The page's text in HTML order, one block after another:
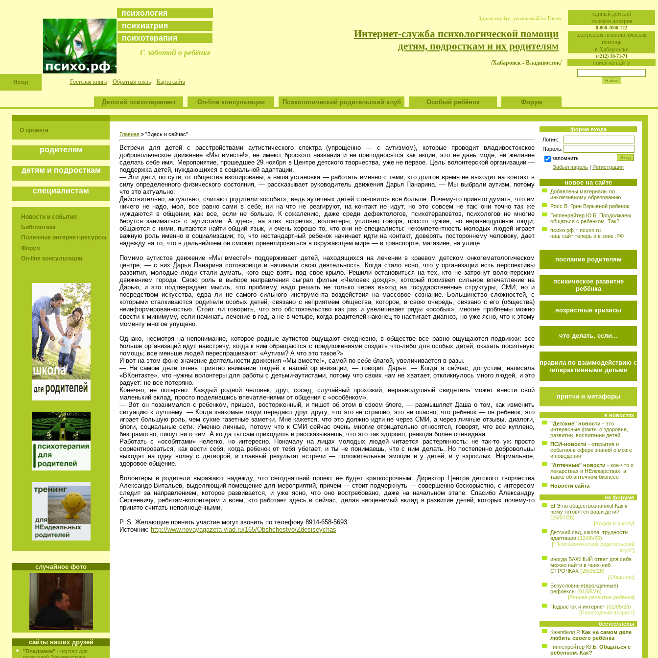
eдиный детский
телефон доверия
8-800-2000-122
экстренная психологическая
помощь
в Хабаровске
(4212) 30-71-71
поиск по сайту
психология
психиатрия
психотерапия
С заботой о ребёнке
Здравствуйте, уважаемый/ая Гость
Интернет-служба психологической помощи
детям, подросткам и их родителям
/Хабаровск - Владивосток/
Вход Гостевая книга Обратная связь Карта сайта
Детский психотерапевт On-line консультации Психологический родительский клуб Особый ребёнок Форум
О проекте
родителям
детям и подросткам
специалистам
Новости и события
Библиотека
Полезные интернет-ресурсы
Форум
On-line консультации
случайное фото
сайты наших друзей
"Владмама" - портал для
Главная » "Здесь и сейчас"
Встречи для детей с расстройствами аутистического спектра (упрощенно — с аутизмом), которые проводит владивостокское
добровольческое движение «Мы вместе!», не имеют броского названия и не преподносятся как акции, это не дань моде, не желание
сделать себе имя. Мероприятие, прошедшее 29 ноября в Центре детского творчества, уже не первое. Цель волонтерской организации —
поддержка детей, нуждающихся в социальной адаптации.
— Эти дети, по сути, от общества изолированы, а наша установка — работать именно с теми, кто долгое время не выходит на контакт в
силу определенного физического состояния, — рассказывает руководитель движения Дарья Панарина. — Мы выбрали аутизм, потому
что это актуально.
Действительно, актуально, считают родители «особят», ведь аутичных детей становится все больше. Почему-то принято думать, что им
ничего не надо, мол, все равно сами в себе, ни на что не реагируют, на контакт не идут, но это совсем не так: они точно так же
нуждаются в общении, как все, если не больше. К сожалению, даже среди дефектологов, психотерапевтов, психологов не многие
берутся заниматься с аутистами. А здесь, на этих встречах, волонтеры, условно говоря, просто чужие, но неравнодушные люди,
общаются с ними, пытаются найти общий язык, и очень хорошо то, что они не специалисты: некомпетентность молодых людей играет
важную роль именно в социализации; то, что нестандартный ребенок начинает идти на контакт, доверять постороннему человеку, дает
надежду на то, что в дальнейшем он сможет ориентироваться в окружающем мире — в транспорте, магазине, на улице…
Помимо аутистов движение «Мы вместе!» поддерживает детей, находящихся на лечении в краевом детском онкогематологическом
центре, — с них Дарья Панарина сотоварищи и начинали свою деятельность. Когда стало ясно, что у организации есть перспективы
развития, молодые люди стали думать, кого еще взять под свое крыло. Решили остановиться на тех, кто не затронут волонтерским
движением города. Свою роль в выборе направления сыграл фильм «Человек дождя», который произвел сильное впечатление на
Дарью, и это подтверждает мысль, что проблему надо решать не только через выход на государственные структуры, СМИ, но и
посредством искусства, едва ли не самого сильного инструмента воздействия на массовое сознание. Большинство сложностей, с
которыми сталкиваются родители особых детей, связано с неприятием общества, которое, в свою очередь, связано с его (общества)
неинформированностью. Стоит ли говорить, что это обстоятельство как раз и увеличивает ряды «особых»: многие проблемы можно
свести к минимуму, если начинать лечение в год, а не в четыре, когда родителей наконец-то настигает диагноз, но уже ясно, что к этому
моменту многое упущено.
Однако, несмотря на непонимание, которое родные аутистов ощущают ежедневно, в обществе все равно ощущаются подвижки: все
больше организаций идут навстречу, когда к ним обращаются с предложениями создать что-либо для особых детей, оказать посильную
помощь; все меньше людей переспрашивают: «Аутизм? А что это такое?»
И вот на этом фоне значение деятельности движения «Мы вместе!», самой по себе благой, увеличивается в разы.
— На самом деле очень приятно внимание людей к нашей организации, — говорит Дарья. — Когда я сейчас, допустим, написала
«ВКонтакте», что нужны волонтеры для работы с детьми-аутистами, потому что своих нам не хватает, откликнулось много людей, и это
радует: не все потеряно.
Конечно, не потеряно. Каждый родной человек, друг, сосед, случайный прохожий, неравнодушный свидетель может внести свой
маленький вклад, просто поделившись впечатлениями от общения с «особёнком».
— Вот он позанимался с ребенком, пришел, восторженный, и пишет об этом в своем блоге, — размышляет Даша о том, как изменить
ситуацию к лучшему. — Когда знакомые люди передают друг другу, что это не страшно, это не опасно, что ребенок — он ребенок, это
играет большую роль, чем сухие газетные заметки. Мне кажется, что это должно идти не через СМИ, а через личные отзывы, диалоги,
блоги, социальные сети. Именно личные, потому что к СМИ сейчас очень многие отрицательно относятся, говорят, что все куплено,
безграмотно, пишут ни о чем. А когда ты сам приходишь и рассказываешь, что это так здорово, реакция более очевидная.
Работать с «особятами» нелегко, но интересно. Поначалу на лицах молодых людей читается растерянность: не так-то уж просто
сориентироваться, как вести себя, когда ребенок от тебя убегает, и ты не понимаешь, что с ним делать. Но постепенно добровольцы
выходят на одну волну с детворой, и главный результат встречи — положительные эмоции и у детей, и у взрослых. Нормальное,
здоровое общение.
Волонтеры и родители выражают надежду, что сегодняшний проект не будет краткосрочным. Директор Центра детского творчества
Александр Витальев, выделяющий помещение для мероприятий, причем — стоит подчеркнуть — совершенно бескорыстно, с интересом
следит за направлением, которое развивается, и уже ясно, что оно востребовано, даже на начальном этапе. Спасибо Александру
Сергеевичу, ребятам-волонтерам и всем, кто работает здесь и сейчас, делая неоценимый вклад в развитие детей, которых почему-то
принято считать неполноценными.
P. S. Желающие принять участие могут звонить по телефону 8914-658-5693.
Источник: http://www.novayagazeta-vlad.ru/165/Obshchestvo/Zdesiseychas
форма входа
Логин:
Пароль:
запомнить
Забыл пароль | Регистрация
новое на сайте
Добавлены материалы по
инклюзивному образованию
Росс В. Грин Взрывной ребенок
Гиппенрейтер Ю.Б. Продолжаем
общаться с ребенком. Так?
психо.рф = ncuxo.ru
наш сайт теперь и в зоне .РФ
послание родителям
психическое развитие
ребёнка
возрастные кризисы
что делать, если...
правила по взаимодействию с
гиперактивными детьми
притчи и метафоры
в новостях
"Детские" новости - это
интересные факты о здоровье,
развитии, воспитании детей...
ПСИ-новости - открытия и
события в сфере знаний о мозге
и поведении
"Аптечные" новости - кое-что о
лекарствах и НЕлекарствах, а
также об аптечном бизнесе
Новости сайта
на форуме
ЕГЭ по обществознанию! Как к
нему готовятся ваши дети?
(26/07/26)
[Ходим в школу]
Детский сад, школа: трудности
адаптации (12/06/26)
["Психологический родительский
клуб"]
иногда ВАЖНЫЙ ответ для себя
можно найти в чьих-ниб
СТРОЧКАХ (26/05/26)
[Общение]
Безусловные(врожденные)
рефлексы (01/05/26)
[Раннее развитие ребёнка]
Подросток и интернет (01/05/26)
[Переходный возраст]
бестселлеры
Кэмпбелл Р. Как на самом деле
любить своего ребёнка
Гиппенрейтер Ю.Б. Общаться с
ребёнком. Как?